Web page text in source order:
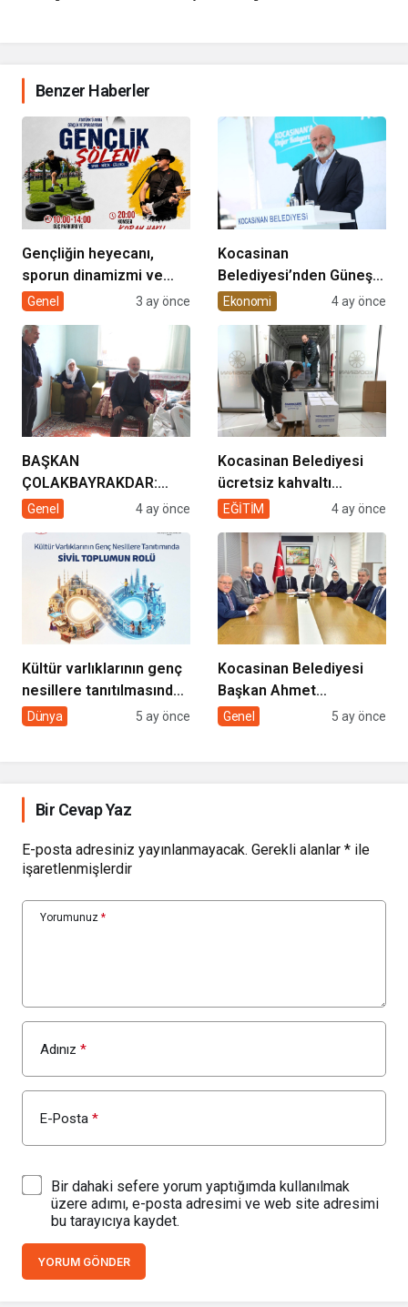
Benzer Haberler
Gençliğin heyecanı,
sporun dinamizmi ve
müziğin coşkusu
geliyor!
Genel 3 ay önce
Kocasinan
Belediyesi’nden Güneş
Enerjisi Hamlesi
Ekonomi 4 ay önce
BAŞKAN
ÇOLAKBAYRAKDAR:
“EVDE SAĞLIK
GÖNÜLLERE
DOKUNUYORUZ”
Genel 4 ay önce
Kocasinan Belediyesi
ücretsiz kahvaltı
desteği projesi
EĞİTİM 4 ay önce
Kültür varlıklarının genç
nesillere tanıtılmasında
sivil toplumun rolü
Dünya 5 ay önce
Kocasinan Belediyesi
Başkan Ahmet
Çolakbayrakdar ile
Genel 5 ay önce
Bir Cevap Yaz
E-posta adresiniz yayınlanmayacak. Gerekli alanlar * ile
işaretlenmişlerdir
Yorumunuz *
Adınız *
E-Posta *
Bir dahaki sefere yorum yaptığımda kullanılmak
üzere adımı, e-posta adresimi ve web site adresimi
bu tarayıcıya kaydet.
YORUM GÖNDER